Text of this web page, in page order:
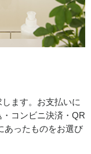
ます。お支払いに
コンビニ決済・QR
あったものをお選び